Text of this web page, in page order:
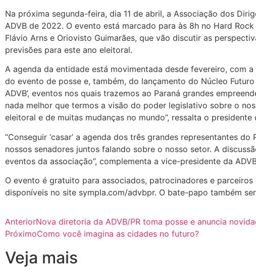
Na próxima segunda-feira, dia 11 de abril, a Associação dos
ADVB de 2022. O evento está marcado para às 8h no Hard
Flávio Arns e Oriovisto Guimarães, que vão discutir as
previsões para este ano eleitoral.
A agenda da entidade está movimentada desde fevereiro, com
do evento de posse e, também, do lançamento do Núcleo
ADVB’, eventos nos quais trazemos ao Paraná grandes
nada melhor que termos a visão do poder legislativo sobre o
eleitoral e de muitas mudanças no mundo”, ressalta o presidente
“Conseguir ‘casar’ a agenda dos três grandes representantes
nossos senadores juntos falando sobre o nosso setor. A
eventos da associação”, complementa a vice-presidente da
O evento é gratuito para associados, patrocinadores e
disponíveis no site sympla.com/advbpr. O bate-papo também
AnteriorNova diretoria da ADVB/PR toma posse e anuncia
PróximoComo você imagina as cidades no futuro?
Veja mais